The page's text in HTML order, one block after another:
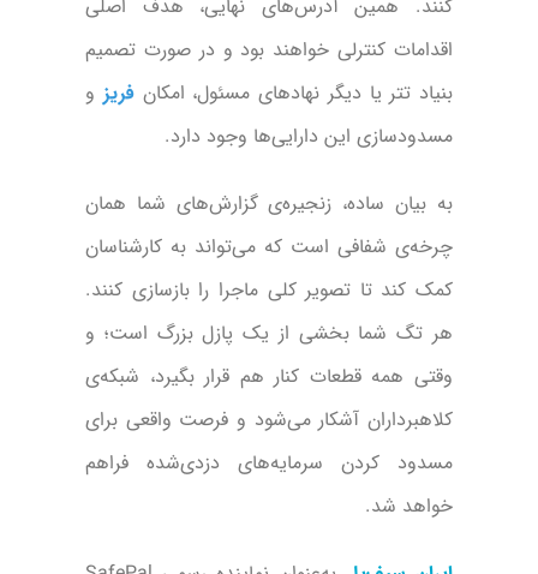
اقدامات کنترلی خواهند بود و در صورت تصمیم
بنیاد تتر یا دیگر نهادهای مسئول، امکانفریز و
مسدودسازی این دارایی‌ها وجود دارد.
به بیان ساده، زنجیره‌ی گزارش‌های شما همان
چرخه‌ی شفافی است که می‌تواند به کارشناسان
کمک کند تا تصویر کلی ماجرا را بازسازی کنند.
هر تگ شما بخشی از یک پازل بزرگ است؛ و
وقتی همه قطعات کنار هم قرار بگیرد، شبکه‌ی
کلاهبرداران آشکار می‌شود و فرصت واقعی برای
مسدود کردن سرمایه‌های دزدی‌شده فراهم
خواهد شد.